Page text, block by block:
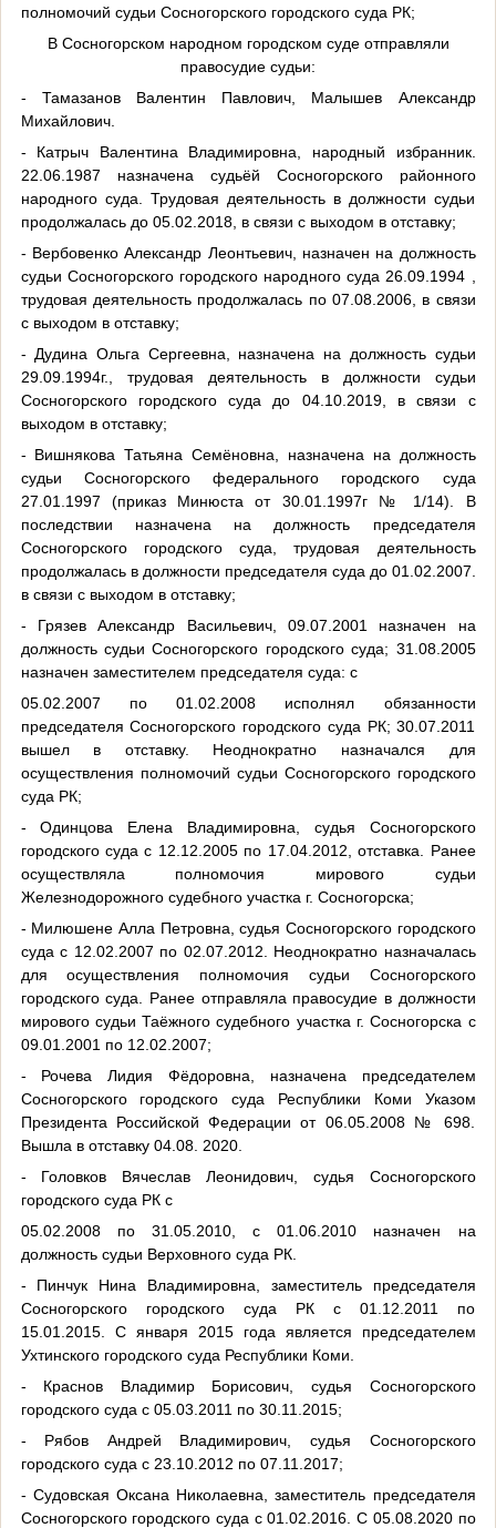
полномочий судьи Сосногорского городского суда РК;
В Сосногорском народном городском суде отправляли
правосудие судьи:
- Тамазанов Валентин Павлович, Малышев Александр
Михайлович.
- Катрыч Валентина Владимировна, народный избранник.
22.06.1987 назначена судьёй Сосногорского районного
народного суда. Трудовая деятельность в должности судьи
продолжалась до 05.02.2018, в связи с выходом в отставку;
- Вербовенко Александр Леонтьевич, назначен на должность
судьи Сосногорского городского народного суда 26.09.1994 ,
трудовая деятельность продолжалась по 07.08.2006, в связи
с выходом в отставку;
- Дудина Ольга Сергеевна, назначена на должность судьи
29.09.1994г., трудовая деятельность в должности судьи
Сосногорского городского суда до 04.10.2019, в связи с
выходом в отставку;
- Вишнякова Татьяна Семёновна, назначена на должность
судьи Сосногорского федерального городского суда
27.01.1997 (приказ Минюста от 30.01.1997г № 1/14). В
последствии назначена на должность председателя
Сосногорского городского суда, трудовая деятельность
продолжалась в должности председателя суда до 01.02.2007.
в связи с выходом в отставку;
- Грязев Александр Васильевич, 09.07.2001 назначен на
должность судьи Сосногорского городского суда; 31.08.2005
назначен заместителем председателя суда: с
05.02.2007 по 01.02.2008 исполнял обязанности
председателя Сосногорского городского суда РК; 30.07.2011
вышел в отставку. Неоднократно назначался для
осуществления полномочий судьи Сосногорского городского
суда РК;
- Одинцова Елена Владимировна, судья Сосногорского
городского суда с 12.12.2005 по 17.04.2012, отставка. Ранее
осуществляла полномочия мирового судьи
Железнодорожного судебного участка г. Сосногорска;
- Милюшене Алла Петровна, судья Сосногорского городского
суда с 12.02.2007 по 02.07.2012. Неоднократно назначалась
для осуществления полномочия судьи Сосногорского
городского суда. Ранее отправляла правосудие в должности
мирового судьи Таёжного судебного участка г. Сосногорска с
09.01.2001 по 12.02.2007;
- Рочева Лидия Фёдоровна, назначена председателем
Сосногорского городского суда Республики Коми Указом
Президента Российской Федерации от 06.05.2008 № 698.
Вышла в отставку 04.08. 2020.
- Головков Вячеслав Леонидович, судья Сосногорского
городского суда РК с
05.02.2008 по 31.05.2010, с 01.06.2010 назначен на
должность судьи Верховного суда РК.
- Пинчук Нина Владимировна, заместитель председателя
Сосногорского городского суда РК с 01.12.2011 по
15.01.2015. С января 2015 года является председателем
Ухтинского городского суда Республики Коми.
- Краснов Владимир Борисович, судья Сосногорского
городского суда с 05.03.2011 по 30.11.2015;
- Рябов Андрей Владимирович, судья Сосногорского
городского суда с 23.10.2012 по 07.11.2017;
- Судовская Оксана Николаевна, заместитель председателя
Сосногорского городского суда с 01.02.2016. С 05.08.2020 по